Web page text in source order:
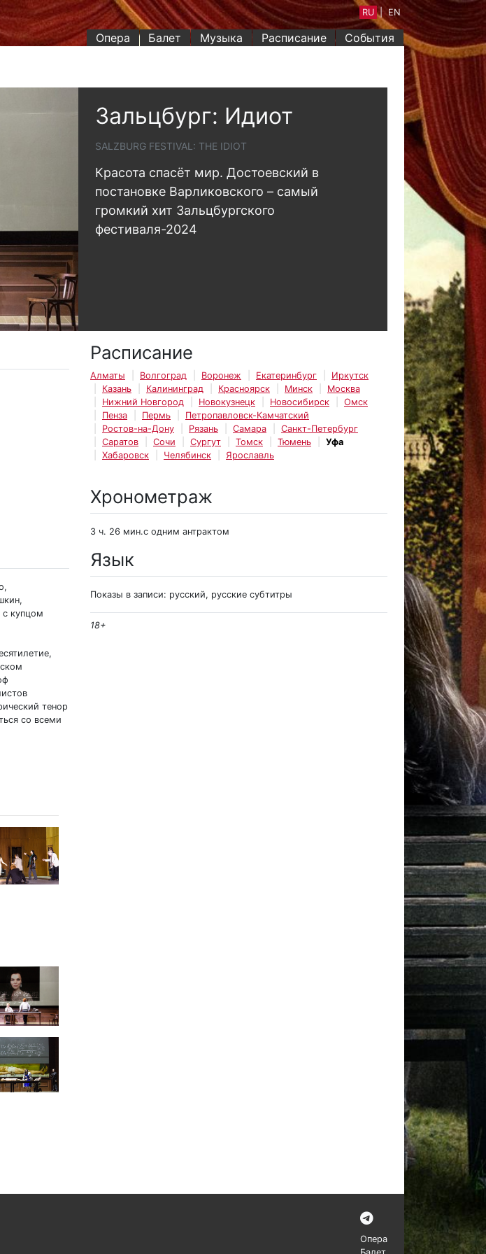
Опера Балет Музыка Расписание События
RU | EN
Зальцбург: Идиот
SALZBURG FESTIVAL: THE IDIOT
Красота спасёт мир. Достоевский в
постановке Варликовского – самый
громкий хит Зальцбургского
фестиваля-2024
с купцом
тенор
со всеми
Расписание
Алматы Волгоград Воронеж Екатеринбург
Иркутск
Казань
Калининград Красноярск Минск
Москва
Нижний Новгород
Новокузнецк Новосибирск
Омск
Пенза
Пермь
Петропавловск-Камчатский
Ростов-на-Дону
Рязань Самара
Санкт-Петербург
Саратов
Сочи Сургут Томск Тюмень
Уфа
Хабаровск
Челябинск Ярославль
Хронометраж
3 ч. 26 мин.с одним антрактом
Язык
Показы в записи: русский, русские субтитры
18+
Опера